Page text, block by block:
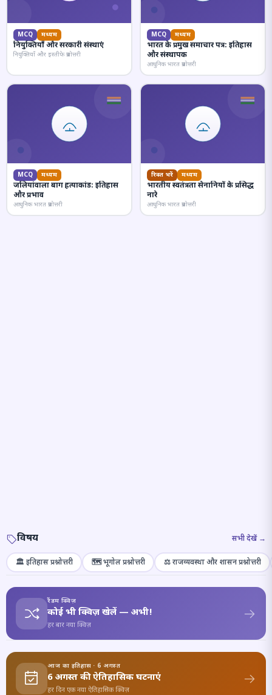
MCQ मध्यम
नियुक्तियाँ और सरकारी संस्थाएं
नियुक्तियाँ और इस्तीफे प्रश्नोत्तरी
MCQ मध्यम
भारत के प्रमुख समाचार पत्र: इतिहास
और संस्थापक
आधुनिक भारत प्रश्नोत्तरी
MCQ मध्यम
जलियांवाला बाग हत्याकांड: इतिहास
और प्रभाव
आधुनिक भारत प्रश्नोत्तरी
रिक्त भरें मध्यम
भारतीय स्वतंत्रता सेनानियों के प्रसिद्ध
नारे
आधुनिक भारत प्रश्नोत्तरी
विषय सभी देखें →
🏛️ इतिहास प्रश्नोत्तरी 🗺️ भूगोल प्रश्नोत्तरी ⚖️ राजव्यवस्था और शासन प्रश्नोत्तरी
रैंडम क्विज़
कोई भी क्विज़ खेलें — अभी!
हर बार नया क्विज़
आज का इतिहास · 6 अगस्त
6 अगस्त की ऐतिहासिक घटनाएं
हर दिन एक नया ऐतिहासिक क्विज़